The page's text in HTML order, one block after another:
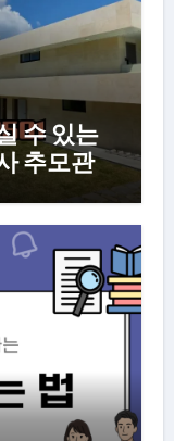
수 있는
추모관